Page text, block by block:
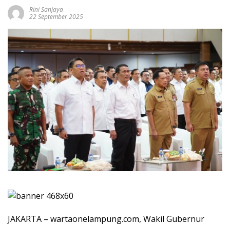
Rini Sanjaya
22 September 2025
JAKARTA – wartaonelampung.com, Wakil Gubernur